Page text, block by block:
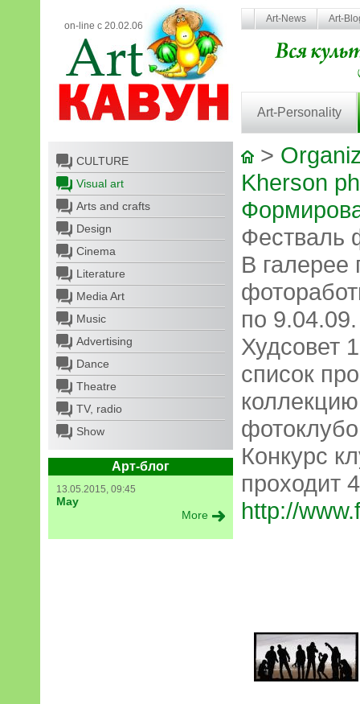
on-line с 20.02.06
Art-News Art-
Art-Personality
CULTURE
Visual art
Arts and crafts
Design
Cinema
Literature
Media Art
Music
Advertising
Dance
Theatre
TV, radio
Show
Арт-блог
13.05.2015, 09:45
May
More
>
Kherson
Фестваль
В галерее
по 9.04.09.
Худсовет
список
Конкурс
проходит
http://